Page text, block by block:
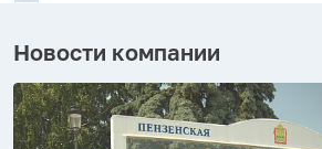
Новости компании